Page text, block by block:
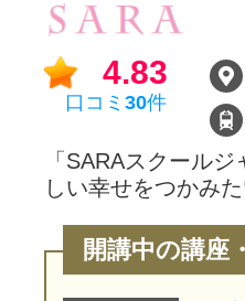
4.83
口コミ 30件
「SARAスクール
しい幸せをつかみ
開講中の講座